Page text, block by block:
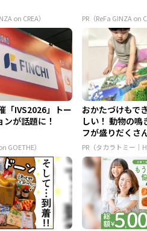
on CREA） PR（ReFa GINZA on
「IVS2026」トー
ンが話題に！
GOETHE）
おかたづけもで
しい！ 動物の鳴
フが盛りだくさ
ア ...
PR（タカラトミー｜